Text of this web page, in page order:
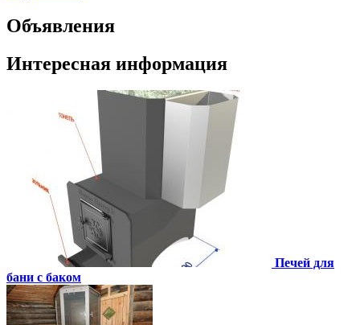
Объявления
Интересная информация
Печей для
бани с баком